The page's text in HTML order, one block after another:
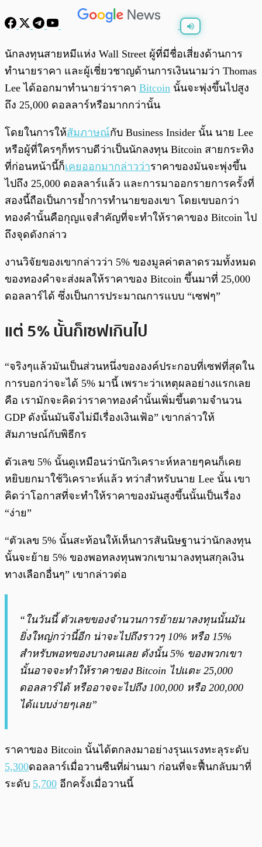
0:00/
นักลงทุนสายหมีแห่ง Wall Street ผู้ที่มีชื่อเสี่ยงด้านการ
ทำนายราคา และผู้เชี่ยวชาญด้านการเงินนามว่า Thomas
Lee ได้ออกมาทำนายว่าราคา Bitcoin นั้นจะพุ่งขึ้นไปสูง
ถึง 25,000 ดอลลาร์หรือมากกว่านั้น
โดยในการให้สัมภาษณ์กับ Business Insider นั้น นาย Lee
หรือผู้ที่ใครๆก็ทราบดีว่าเป็นนักลงทุน Bitcoin สายกระทิง
ที่ก่อนหน้านี้ก็เคยออกมากล่าวว่าราคาของมันจะพุ่งขึ้น
ไปถึง 25,000 ดอลลาร์แล้ว และการมาออกรายการครั้งที่
สองนี้ถือเป็นการย้ำการทำนายของเขา โดยเขบอกว่า
ทองคำนั้นคือกุญแจสำคัญที่จะทำให้ราคาของ Bitcoin ไป
ถึงจุดดังกล่าว
งานวิจัยของเขากล่าวว่า 5% ของมูลค่าตลาดรวมทั้งหมด
ของทองคำจะส่งผลให้ราคาของ Bitcoin ขึ้นมาที่ 25,000
ดอลลาร์ได้ ซึ่งเป็นการประมาณการแบบ “เซฟๆ”
แต่ 5% นั้นก็เซฟเกินไป
“จริงๆแล้วมันเป็นส่วนหนึ่งขององค์ประกอบที่เซฟที่สุดใน
การบอกว่าจะได้ 5% มานี้ เพราะว่าเหตุผลอย่างแรกเลย
คือ เรามักจะคิดว่าราคาทองคำนั้นเพิ่มขึ้นตามจำนวน
GDP ดังนั้นมันจึงไม่มีเรื่องเงินเฟ้อ” เขากล่าวให้
สัมภาษณ์กับพิธีกร
ตัวเลข 5% นั้นดูเหมือนว่านักวิเคราะห์หลายๆคนก็เคย
หยิบยกมาใช้วิเคราะห์แล้ว ทว่าสำหรับนาย Lee นั้น เขา
คิดว่าโอกาสที่จะทำให้ราคาของมันสูงขึ้นนั้นเป็นเรื่อง
“ง่าย”
“ตัวเลข 5% นั้นสะท้อนให้เห็นการสันนิษฐานว่านักลงทุน
นั้นจะย้าย 5% ของพอทลงทุนพวกเขามาลงทุนสกุลเงิน
ทางเลือกอื่นๆ” เขากล่าวต่อ
“ในวันนี้ ตัวเลขของจำนวนการย้ายมาลงทุนนั้นมัน
ยิ่งใหญ่กว่านี้อีก น่าจะไปถึงราวๆ 10% หรือ 15%
สำหรับพอทของบางคนเลย ดังนั้น 5% ของพวกเขา
นั้นอาจจะทำให้ราคาของ Bitcoin ไปแตะ 25,000
ดอลลาร์ได้ หรืออาจจะไปถึง 100,000 หรือ 200,000
ได้แบบง่ายๆเลย”
ราคาของ Bitcoin นั้นได้ตกลงมาอย่างรุนแรงทะลุระดับ
5,300ดอลลาร์เมื่อวานซืนที่ผ่านมา ก่อนที่จะฟื้นกลับมาที่
ระดับ 5,700 อีกครั้งเมื่อวานนี้